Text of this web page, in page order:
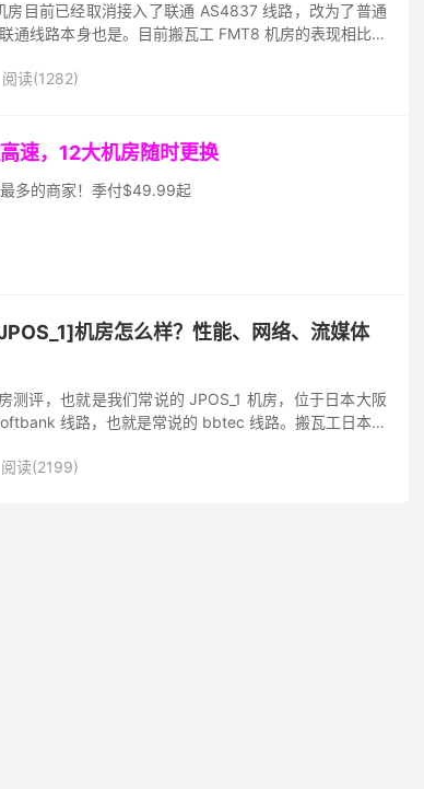
房目前已经取消接入了联通 AS4837 线路，改为了普通
通线路本身也是。目前搬瓦工 FMT8 机房的表现相比之
阅读(1282)
速，12大机房随时更换
多的商家！季付$49.99起
机房怎么样？性能、网络、流媒体
测评，也就是我们常说的 JPOS_1 机房，位于日本大阪
线路，也就是常说的 bbtec 线路。搬瓦工日本大
阅读(2199)